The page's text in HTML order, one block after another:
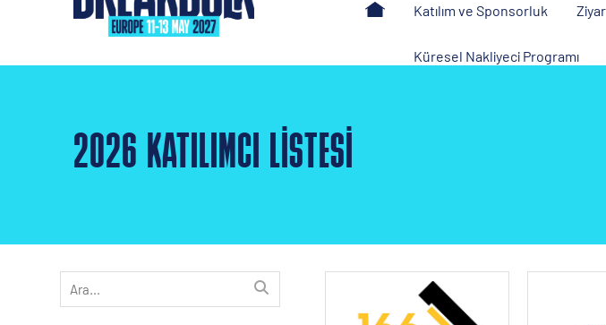
Katılım ve Sponsorluk
Küresel Nakliyeci Programı
2026 KATILIMCI LISTESI